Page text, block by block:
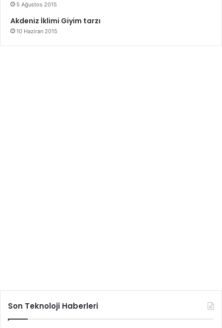
5 Ağustos 2015
Akdeniz İklimi Giyim tarzı
10 Haziran 2015
Son Teknoloji Haberleri